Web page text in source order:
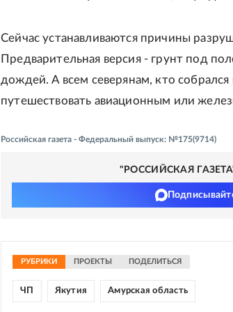
Сейчас устанавливаются причины
Предварительная версия - грунт под
дождей. А всем северянам, кто
путешествовать авиационным или
Российская газета - Федеральный выпуск: №175(9714)
"РОССИЙСКАЯ
РУБРИКИ ПРОЕКТЫ ПОДЕЛИТЬСЯ
ЧП Якутия Амурская область